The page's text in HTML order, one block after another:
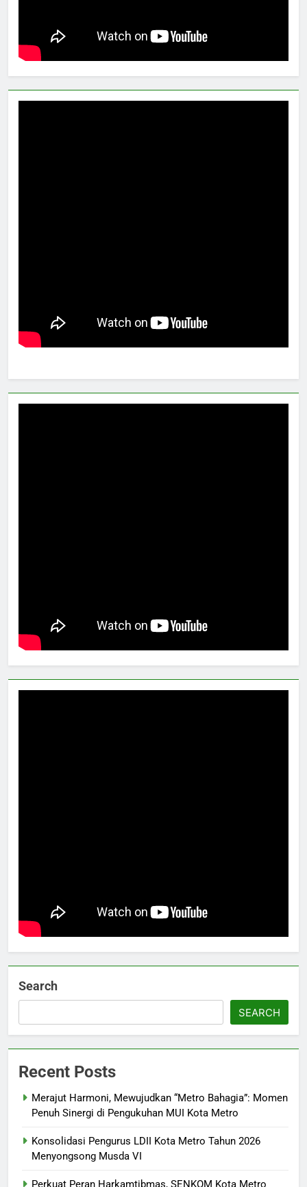
Search
SEARCH
Recent Posts
Merajut Harmoni, Mewujudkan “Metro Bahagia”: Momen
Penuh Sinergi di Pengukuhan MUI Kota Metro
Konsolidasi Pengurus LDII Kota Metro Tahun 2026
Menyongsong Musda VI
Perkuat Peran Harkamtibmas, SENKOM Kota Metro